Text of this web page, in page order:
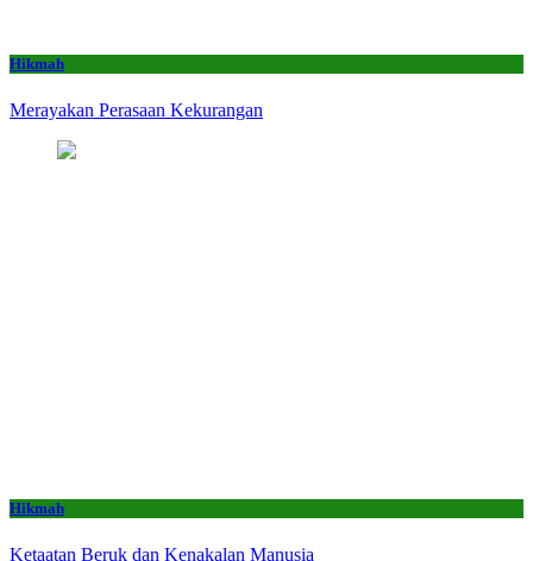
Hikmah
Merayakan Perasaan Kekurangan
Hikmah
Ketaatan Beruk dan Kenakalan Manusia